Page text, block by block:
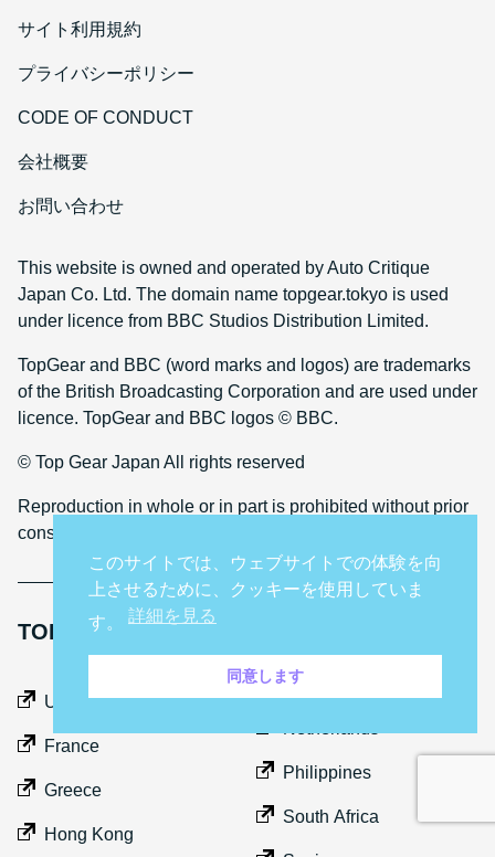
サイト利用規約
プライバシーポリシー
CODE OF CONDUCT
会社概要
お問い合わせ
This website is owned and operated by Auto Critique
Japan Co. Ltd. The domain name topgear.tokyo is used
under licence from BBC Studios Distribution Limited.
TopGear and BBC (word marks and logos) are trademarks
of the British Broadcasting Corporation and are used under
licence. TopGear and BBC logos © BBC.
© Top Gear Japan All rights reserved
Reproduction in whole or in part is prohibited without prior
consent
TOP GEAR INTERNATIONAL SITES
UK
France
Greece
Hong Kong
Middle East
Philippines
South Africa
このサイトでは、ウェブサイトでの体験を向
上させるために、クッキーを使用していま
す。 詳細を見る
同意します